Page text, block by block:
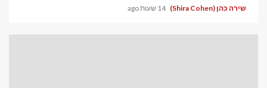
שירה כהן (Shira Cohen) 14 שעות ago